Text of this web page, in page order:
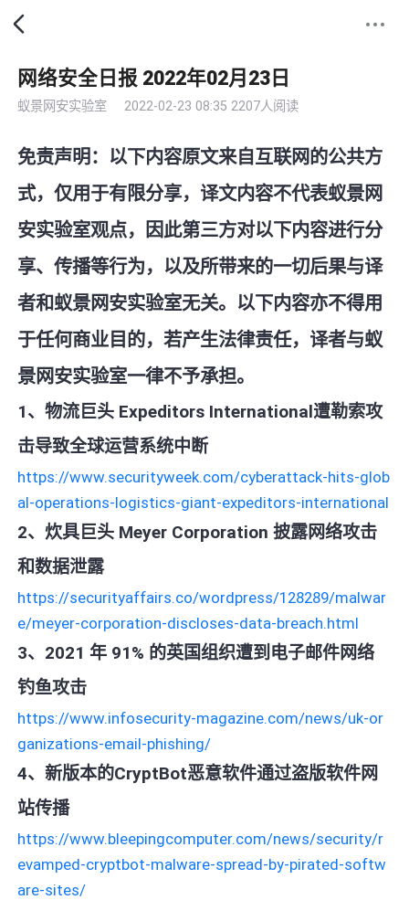
网络安全日报 2022年02月23日
蚁景网安实验室 2022-02-23 08:35 2207人阅读
免责声明：以下内容原文来自互联网的公共方
式，仅用于有限分享，译文内容不代表蚁景网
安实验室观点，因此第三方对以下内容进行分
享、传播等行为，以及所带来的一切后果与译
者和蚁景网安实验室无关。以下内容亦不得用
于任何商业目的，若产生法律责任，译者与蚁
景网安实验室一律不予承担。
1、物流巨头 Expeditors International遭勒索攻
击导致全球运营系统中断
https://www.securityweek.com/cyberattack-hits-glob
al-operations-logistics-giant-expeditors-international
2、炊具巨头 Meyer Corporation 披露网络攻击
和数据泄露
https://securityaffairs.co/wordpress/128289/malwar
e/meyer-corporation-discloses-data-breach.html
3、2021 年 91% 的英国组织遭到电子邮件网络
钓鱼攻击
https://www.infosecurity-magazine.com/news/uk-or
ganizations-email-phishing/
4、新版本的CryptBot恶意软件通过盗版软件网
站传播
https://www.bleepingcomputer.com/news/security/r
evamped-cryptbot-malware-spread-by-pirated-softw
are-sites/